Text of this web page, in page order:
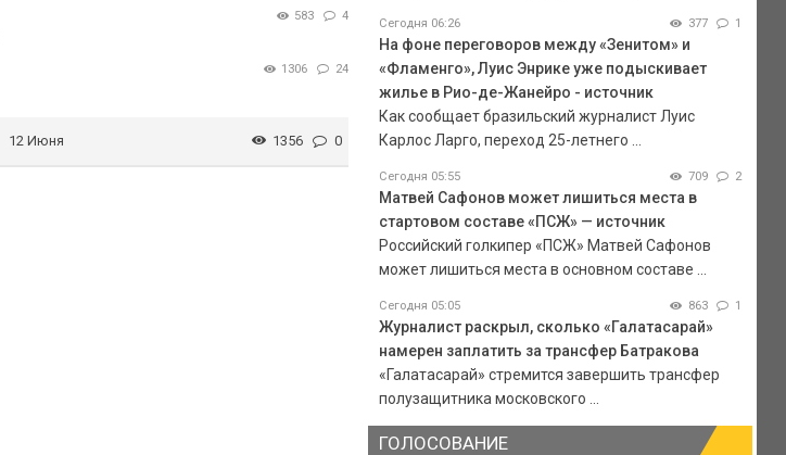
583 4
1306 24
12 Июня 1356 0
Сегодня 06:26 377 1
На фоне переговоров между «Зенитом» и
«Фламенго», Луис Энрике уже подыскивает
жилье в Рио-де-Жанейро - источник
Как сообщает бразильский журналист Луис
Карлос Ларго, переход 25-летнего ...
Сегодня 05:55 709 2
Матвей Сафонов может лишиться места в
стартовом составе «ПСЖ» — источник
Российский голкипер «ПСЖ» Матвей Сафонов
может лишиться места в основном составе ...
Сегодня 05:05 863 1
Журналист раскрыл, сколько «Галатасарай»
намерен заплатить за трансфер Батракова
«Галатасарай» стремится завершить трансфер
полузащитника московского ...
ГОЛОСОВАНИЕ